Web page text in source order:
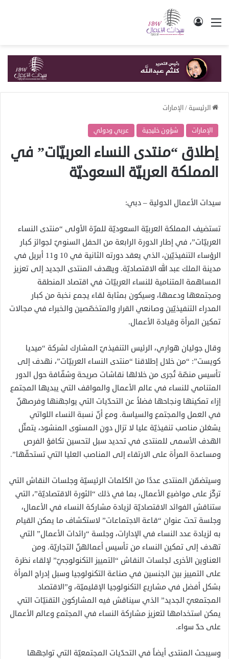
القائمة تسجيل الدخول
الرئيسية/الإمارات
الإمارات شؤون خليجية عربي ودولي
إطلاق “منتدى النساء العربيّات” في
المملكة العربيّة السعوديّة
سيدات الأعمال الدولية – دبي:
تستضيف المملكة العربيّة السعوديّة للمرّة الأولى “منتدى النساء
العربيّات”، في إطار الدورة الرابعة من الحفل السنويّ لجوائز كبار
الرؤساء التنفيذيّين، الذي يعقد دورته الثانية في 10 و11 أبريل في
مدينة الملك عبد الله الاقتصاديّة. ويهدف المنتدى الجديد إلى تعزيز
المساهمة المتنامية للنساء العربيّات في اقتصاد المنطقة
ومجتمعها ودعمها، وسيكون بمثابة لقاء يجمع نخبة من كبار
المدراء التنفيذيّين وصانعي القرار والمتخصّصين والخبراء في مجالات
تمكين المرأة وقيادة الأعمال.
وقال جوليان هواري، الرئيس التنفيذيّ المشارك لشركة “ميديا
كويست”: “من خلال إطلاقنا “منتدى النساء العربيّات”، نهدف إلى
تأسيس منصّة تُجرى من خلالها نقاشات صريحة وشفّافة حول الدور
المتنامي للنساء في عالم الأعمال والمواقف التي يبديها المجتمع
إزاء تمكينها ونجاحها فضلاً عن التحدّيات التي يواجهنها وفرصهنّ
في العمل والمجتمع والسياسة. ومع أنّ نسبة النساء اللواتي
يشغلن مناصب تنفيذيّة عليا لا تزال دون المستوى المنشود، يتمثّل
الهدف الأسمى للمنتدى في تحديد سبل لتحسين تكافؤ الفرص
ومساعدة المرأة على الارتقاء إلى المناصب العليا التي تستحقّها”.
وسيتضمّن المنتدى عددًا من الكلمات الرئيسيّة وجلسات النقاش التي
تركّز على مواضيع الأعمال، بما في ذلك “الثورة الاقتصاديّة”، التي
ستناقش الفوائد الاقتصاديّة لزيادة مشاركة النساء في الأعمال،
وجلسة تحت عنوان “قاعة الاجتماعات” لاستكشاف ما يمكن القيام
به لزيادة عدد النساء في الإدارات، وجلسة “رائدات الأعمال” التي
تهدف إلى تمكين النساء من تأسيس أعمالهنّ التجاريّة. ومن
العناوين الأخرى لجلسات النقاش “التمييز التكنولوجيّ” لإلقاء نظرة
على التمييز بين الجنسين في صناعة التكنولوجيا وسبل إدراج المرأة
بشكل أفضل في مشاريع التكنولوجيا الإقليميّة، و”الاقتصاد
المجتمعيّ الجديد” الذي سيناقش فيه المشاركون التقنيّات التي
يمكن استخدامها لتعزيز مشاركة النساء في المجتمع وعالم الأعمال
على حدّ سواء.
وسيبحث المنتدى أيضاً في التحدّيات المجتمعيّة التي تواجهها